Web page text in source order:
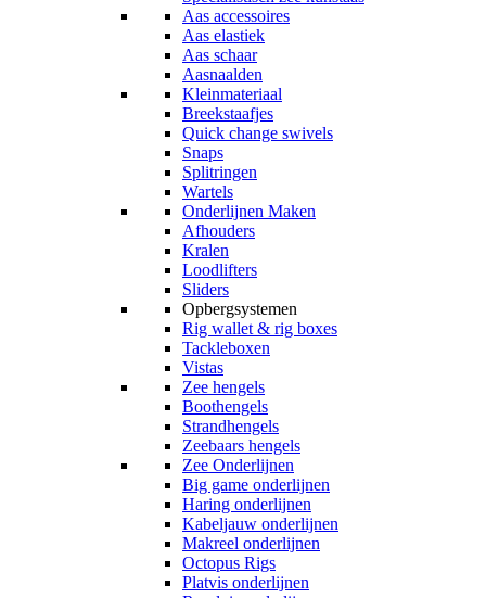
Aas accessoires
Aas elastiek
Aas schaar
Aasnaalden
Kleinmateriaal
Breekstaafjes
Quick change swivels
Snaps
Splitringen
Wartels
Onderlijnen Maken
Afhouders
Kralen
Loodlifters
Sliders
Opbergsystemen
Rig wallet & rig boxes
Tackleboxen
Vistas
Zee hengels
Boothengels
Strandhengels
Zeebaars hengels
Zee Onderlijnen
Big game onderlijnen
Haring onderlijnen
Kabeljauw onderlijnen
Makreel onderlijnen
Octopus Rigs
Platvis onderlijnen